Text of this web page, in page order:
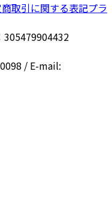
取引に関する表記プラ
305479904432
/ E-mail: